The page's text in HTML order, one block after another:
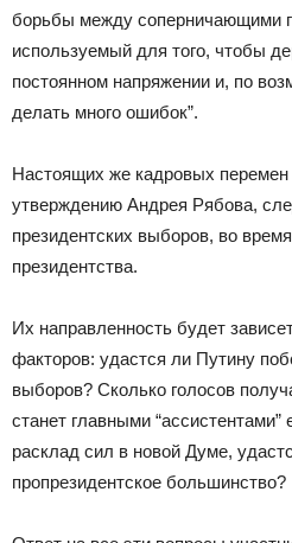
борьбы между соперничающими
используемый для того, чтобы
постоянном напряжении и, по
делать много ошибок”.
Настоящих же кадровых перемен
утверждению Андрея Рябова,
президентских выборов, во
президентства.
Их направленность будет
факторов: удастся ли Путину
выборов? Сколько голосов
станет главными
расклад сил в новой Думе,
пропрезидентское большинство?